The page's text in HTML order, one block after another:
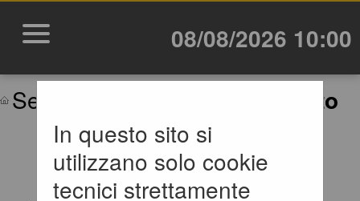
08/08/2026 10:00
Sei qui: Mappa del sito
In questo sito si
utilizzano solo cookie
tecnici strettamente
MAPPA SITO